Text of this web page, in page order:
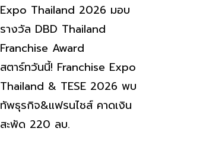
Expo Thailand 2026 มอบ
รางวัล DBD Thailand
Franchise Award
สตาร์ทวันนี้! Franchise Expo
Thailand & TESE 2026 พบ
ทัพธุรกิจ&แฟรนไชส์ คาดเงิน
สะพัด 220 ลบ.